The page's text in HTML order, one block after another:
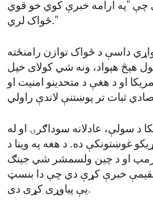
چې "په ارامه خبرې کوي خو قوي
ځواک لري."
داسې د ځواک توازن رامنځته
هېڅ هېواد، ونه شي کولای خپل
او د هغې د متحدینو امنیت او
د سولې، عادلانه سوداګرۍ او له
غوښتونکې ده. د هغه په وینا د
ټرمپ او د چین ولسمشر شي جینګ
خبرې کړې دي چې دا بنسټ
یې پیاوړی کړی دی.